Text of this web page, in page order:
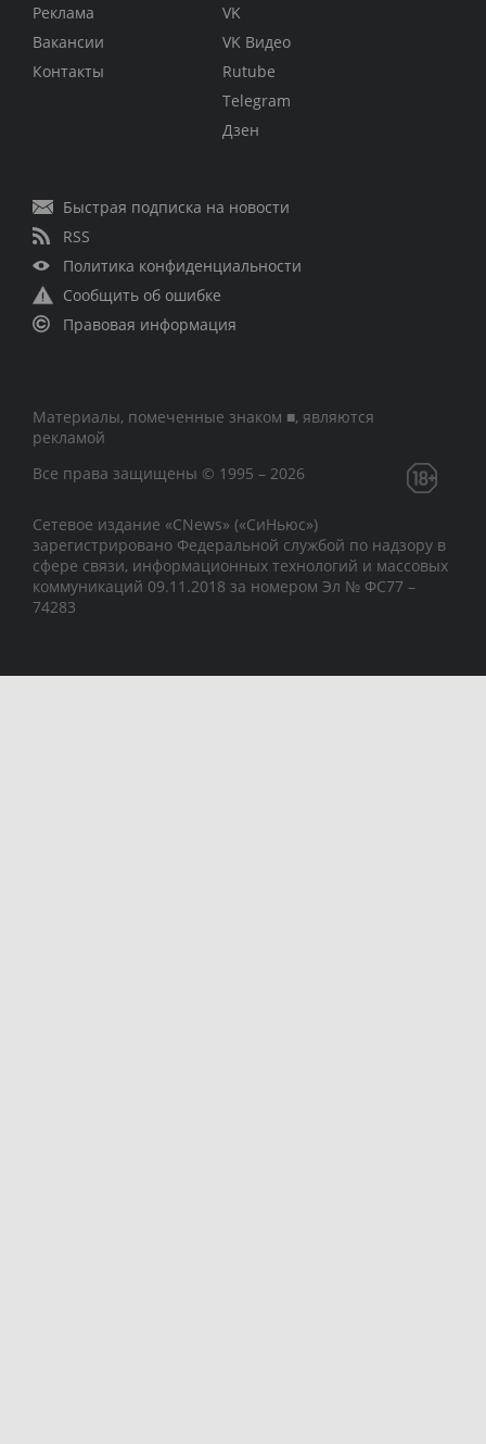
Реклама
Вакансии
Контакты
VK
VK Видео
Rutube
Telegram
Дзен
Быстрая подписка на новости
RSS
Политика конфиденциальности
Сообщить об ошибке
Правовая информация
Материалы, помеченные знаком ■, являются
рекламой
Все права защищены © 1995 – 2026
Сетевое издание «CNews» («СиНьюс»)
зарегистрировано Федеральной службой по надзору в
сфере связи, информационных технологий и массовых
коммуникаций 09.11.2018 за номером Эл № ФС77 –
74283